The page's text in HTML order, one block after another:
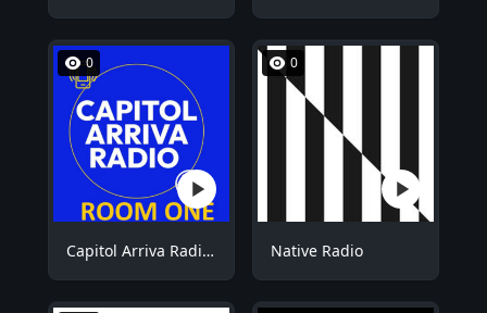
0
Capitol Arriva Radio ROOM1
0
Native Radio